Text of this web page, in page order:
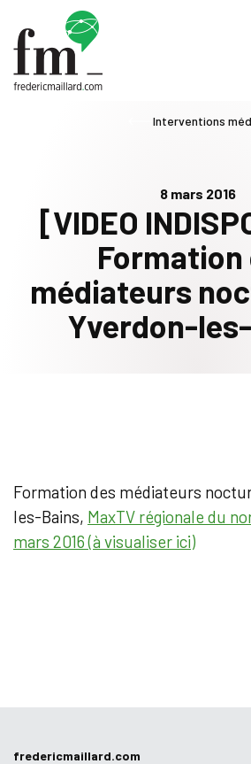
8 mars 2016
[VIDEO
Formation
médiateurs
Yverdon-
Interventions
Formation des médiateurs
les-Bains, MaxTV régionale du
mars 2016 (à visualiser ici)
fredericmaillard.com